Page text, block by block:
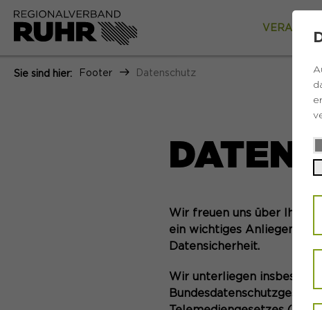
Sie sind hier: Footer Datenschutz
Wir freuen uns über Ihr
ein wichtiges Anliegen.
Datensicherheit.
Wir unterliegen